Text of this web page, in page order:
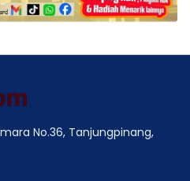
No.36, Tanjungpinang,